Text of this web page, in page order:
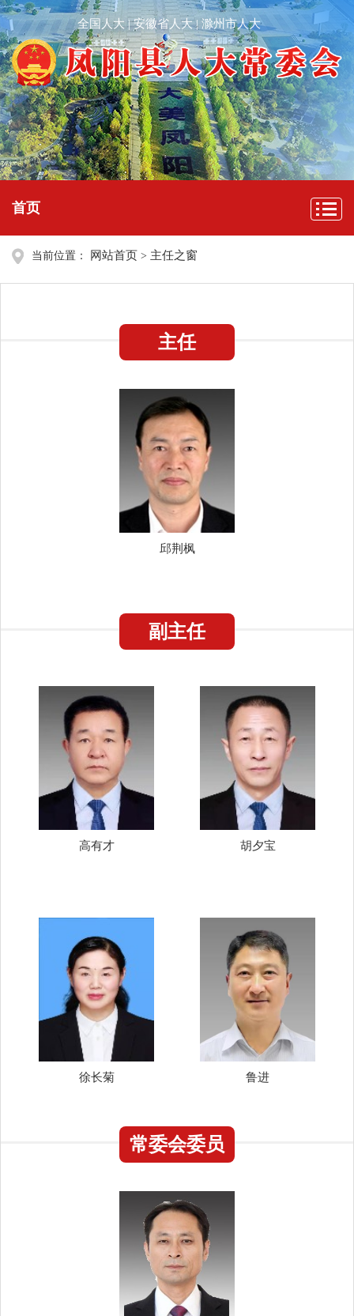
全国人大 |安徽省人大| 滁州市人大
首页
当前位置： 网站首页 > 主任之窗
主任
邱荆枫
副主任
高有才 胡夕宝
徐长菊 鲁进
常委会委员